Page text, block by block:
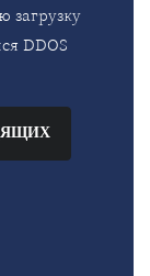
загрузку
DDOS